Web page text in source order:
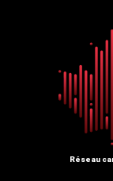
Réseau